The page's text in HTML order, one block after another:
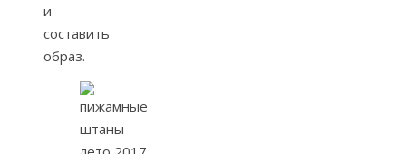
и
составить
образ.